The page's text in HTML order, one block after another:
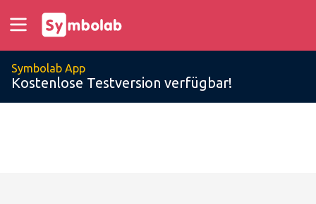
Symbolab App
Kostenlose Testversion verfügbar!